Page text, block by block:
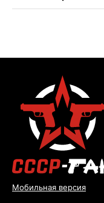
Мобильная версия